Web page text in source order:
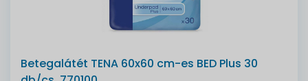
Betegalátét TENA 60x60 cm-es BED Plus 30